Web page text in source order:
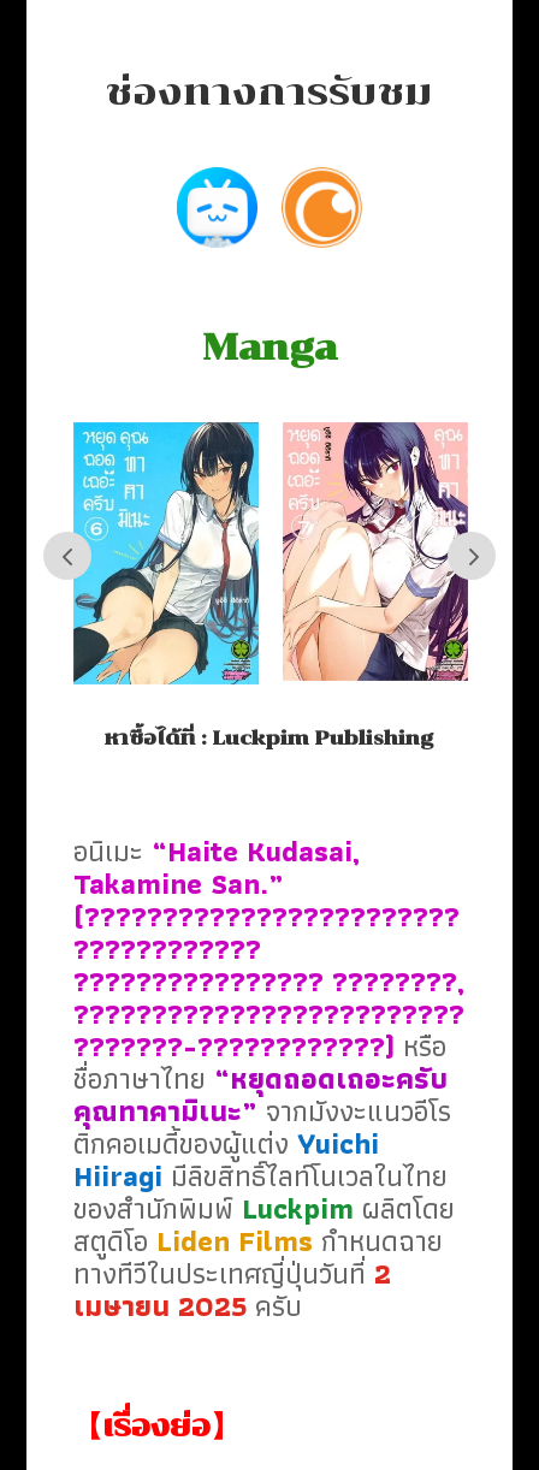
ช่องทางการรับชม
Manga
หาซื้อได้ที่ :Luckpim Publishing
อนิเมะ “Haite Kudasai,
Takamine San.”
(????????????????????????
????????????
???????????????? ????????,
?????????????????????????
???????-????????????) หรือ
ชื่อภาษาไทย “หยุดถอดเถอะครับ
คุณทาคามิเนะ”จากมังงะแนวอีโร
ติกคอเมดี้ของผู้แต่ง Yuichi
Hiiragi มีลิขสิทธิ์ไลท์โนเวลในไทย
ของสำนักพิมพ์ Luckpim ผลิตโดย
สตูดิโอ Liden Films กำหนดฉาย
ทางทีวีในประเทศญี่ปุ่นวันที่ 2
เมษายน 2025ครับ
【เรื่องย่อ】